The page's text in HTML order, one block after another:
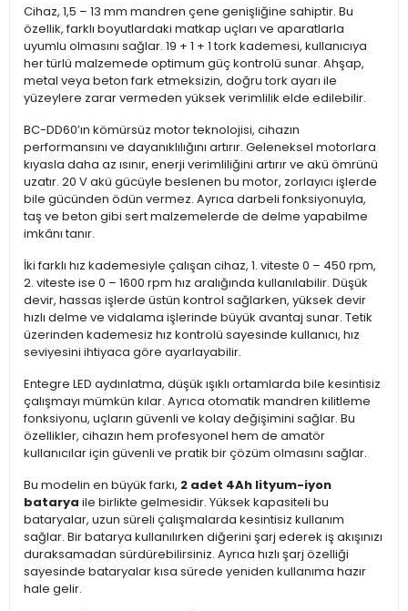
Cihaz, 1,5 – 13 mm mandren çene genişliğine sahiptir. Bu
özellik, farklı boyutlardaki matkap uçları ve aparatlarla
uyumlu olmasını sağlar. 19 + 1 + 1 tork kademesi, kullanıcıya
her türlü malzemede optimum güç kontrolü sunar. Ahşap,
metal veya beton fark etmeksizin, doğru tork ayarı ile
yüzeylere zarar vermeden yüksek verimlilik elde edilebilir.
BC-DD60’ın kömürsüz motor teknolojisi, cihazın
performansını ve dayanıklılığını artırır. Geleneksel motorlara
kıyasla daha az ısınır, enerji verimliliğini artırır ve akü ömrünü
uzatır. 20 V akü gücüyle beslenen bu motor, zorlayıcı işlerde
bile gücünden ödün vermez. Ayrıca darbeli fonksiyonuyla,
taş ve beton gibi sert malzemelerde de delme yapabilme
imkânı tanır.
İki farklı hız kademesiyle çalışan cihaz, 1. viteste 0 – 450 rpm,
2. viteste ise 0 – 1600 rpm hız aralığında kullanılabilir. Düşük
devir, hassas işlerde üstün kontrol sağlarken, yüksek devir
hızlı delme ve vidalama işlerinde büyük avantaj sunar. Tetik
üzerinden kademesiz hız kontrolü sayesinde kullanıcı, hız
seviyesini ihtiyaca göre ayarlayabilir.
Entegre LED aydınlatma, düşük ışıklı ortamlarda bile kesintisiz
çalışmayı mümkün kılar. Ayrıca otomatik mandren kilitleme
fonksiyonu, uçların güvenli ve kolay değişimini sağlar. Bu
özellikler, cihazın hem profesyonel hem de amatör
kullanıcılar için güvenli ve pratik bir çözüm olmasını sağlar.
Bu modelin en büyük farkı, 2 adet 4Ah lityum-iyon
batarya ile birlikte gelmesidir. Yüksek kapasiteli bu
bataryalar, uzun süreli çalışmalarda kesintisiz kullanım
sağlar. Bir batarya kullanılırken diğerini şarj ederek iş akışınızı
duraksamadan sürdürebilirsiniz. Ayrıca hızlı şarj özelliği
sayesinde bataryalar kısa sürede yeniden kullanıma hazır
hale gelir.